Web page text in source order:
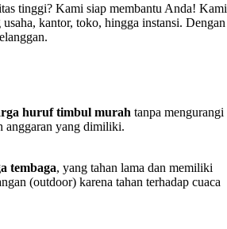
tinggi? Kami siap membantu Anda! Kami
kantor, toko, hingga instansi. Dengan
huruf timbul murah tanpa mengurangi
anggaran yang dimiliki.
tembaga, yang tahan lama dan memiliki
(outdoor) karena tahan terhadap cuaca